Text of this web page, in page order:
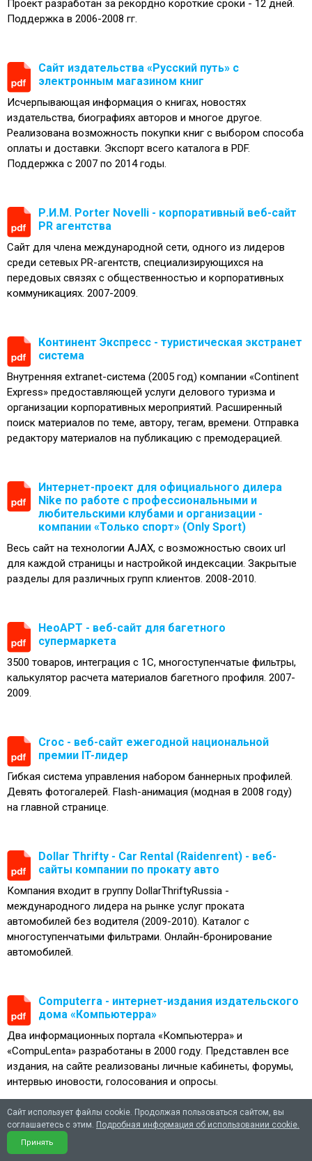
Проект разработан за рекордно короткие сроки - 12 дней.
Поддержка в 2006-2008 гг.
Сайт издательства «Русский путь» с
электронным магазином книг
Исчерпывающая информация о книгах, новостях
издательства, биографиях авторов и многое другое.
Реализована возможность покупки книг с выбором способа
оплаты и доставки. Экспорт всего каталога в PDF.
Поддержка с 2007 по 2014 годы.
Р.И.М. Porter Novelli - корпоративный веб-сайт
PR агентства
Сайт для члена международной сети, одного из лидеров
среди сетевых PR-агентств, специализирующихся на
передовых связях с общественностью и корпоративных
коммуникациях. 2007-2009.
Континент Экспресс - туристическая экстранет
система
Внутренняя extranet-система (2005 год) компании «Continent
Express» предоставляющей услуги делового туризма и
организации корпоративных мероприятий. Расширенный
поиск материалов по теме, автору, тегам, времени. Отправка
редактору материалов на публикацию с премодерацией.
Интернет-проект для официального дилера
Nike по работе с профессиональными и
любительскими клубами и организации -
компании «Только спорт» (Only Sport)
Весь сайт на технологии AJAX, с возможностью своих url
для каждой страницы и настройкой индексации. Закрытые
разделы для различных групп клиентов. 2008-2010.
НеоАРТ - веб-сайт для багетного
супермаркета
3500 товаров, интеграция с 1С, многоступенчатые фильтры,
калькулятор расчета материалов багетного профиля. 2007-
2009.
Croc - веб-сайт ежегодной национальной
премии IT-лидер
Гибкая система управления набором баннерных профилей.
Девять фотогалерей. Flash-анимация (модная в 2008 году)
на главной странице.
Dollar Thrifty - Car Rental (Raidenrent) - веб-
сайты компании по прокату авто
Компания входит в группу DollarThriftyRussia -
международного лидера на рынке услуг проката
автомобилей без водителя (2009-2010). Каталог с
многоступенчатыми фильтрами. Онлайн-бронирование
автомобилей.
Computerra - интернет-издания издательского
дома «Компьютерра»
Два информационных портала «Компьютерра» и
«CompuLenta» разработаны в 2000 году. Представлен все
издания, на сайте реализованы личные кабинеты, форумы,
интервью иновости, голосования и опросы.
Сайт лизинговой компании НОМОС лизинг
(Nomos-leasing)
Сайт использует файлы cookie. Продолжая пользоваться сайтом, вы
соглашаетесь с этим. Подробная информация об использовании cookie.
Принять